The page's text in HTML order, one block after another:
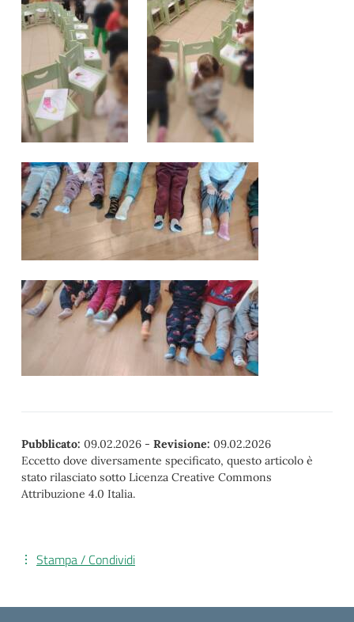
Pubblicato: 09.02.2026 - Revisione: 09.02.2026
Eccetto dove diversamente specificato, questo articolo è
stato rilasciato sotto Licenza Creative Commons
Attribuzione 4.0 Italia.
Stampa / Condividi